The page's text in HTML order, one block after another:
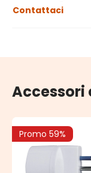
Contattaci
Promo 59%